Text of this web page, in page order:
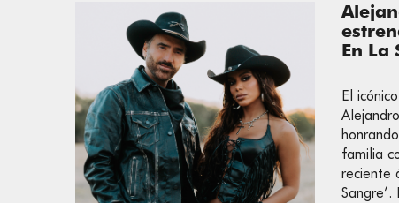
En La
El
familia
reciente